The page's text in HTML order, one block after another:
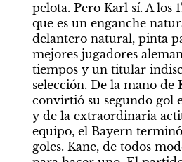
pelota. Pero Karl sí. A los
que es un enganche
delantero natural, pinta
mejores jugadores
tiempos y un titular
selección. De la mano de
convirtió su segundo gol
y de la extraordinaria
equipo, el Bayern
goles. Kane, de todos